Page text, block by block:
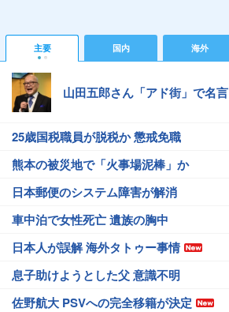
主要 国内 海外
山田五郎さん「アド街」で名言
25歳国税職員が脱税か 懲戒免職
熊本の被災地で「火事場泥棒」か
日本郵便のシステム障害が解消
車中泊で女性死亡 遺族の胸中
日本人が誤解 海外タトゥー事情
息子助けようとした父 意識不明
佐野航大 PSVへの完全移籍が決定